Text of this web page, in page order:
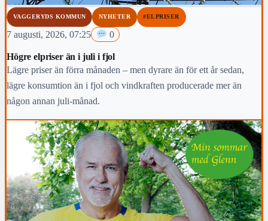
VAGGERYDS KOMMUN NYHETER #ELPRISER
7 augusti, 2026, 07:25 0
Högre elpriser än i juli i fjol
Lägre priser än förra månaden – men dyrare än för ett år sedan,
lägre konsumtion än i fjol och vindkraften producerade mer än
någon annan juli-månad.